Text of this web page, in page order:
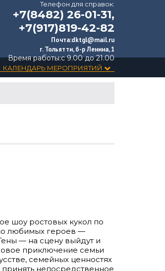
Телефон для справок:
+7(8482) 26-01-31,
+7(917)819-42-82
Почта:dktgl@mail.ru
г. Тольятти, б-р Ленина, 1
Время работы:с 9.00 до 21.00
КАЛЕНДАРЬ МЕРОПРИЯТИЙ
шоу ростовых кукол по
любимых героев —
— на сцену выйдут и
приключение семьи
семейных ценностях
непосредственное